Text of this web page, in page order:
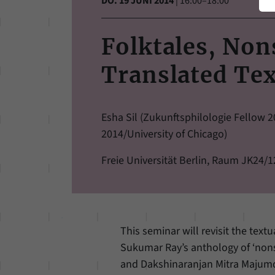
Folktales,
Translated
Esha Sil (Zukunftsphilologie Fellow
2014/University of Chicago)
Freie Universität Berlin, Raum JK24/
This seminar will revisit the
Sukumar Ray’s anthology of
and Dakshinaranjan Mitra